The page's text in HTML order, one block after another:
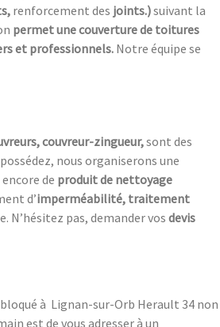
renforcement des joints.)suivant la
permet une couverture de toitures
et professionnels. Notre équipe se
couvreur-zingueur,sont des
nous organiserons une
de produit de nettoyage
d’imperméabilité, traitement
N’hésitez pas, demander vosdevis
à Lignan-sur-Orb Herault 34 non
est de vous adresser à un